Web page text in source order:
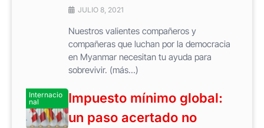
JULIO 8, 2021
Nuestros valientes compañeros y
compañeras que luchan por la democracia
en Myanmar necesitan tu ayuda para
sobrevivir. (más…)
Internacio
nal
Impuesto mínimo global:
un paso acertado no